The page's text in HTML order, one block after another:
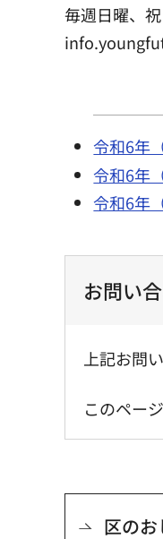
毎週日曜、
令和6年
令和6年
令和6年
お問い
上記お問
このペー
区の